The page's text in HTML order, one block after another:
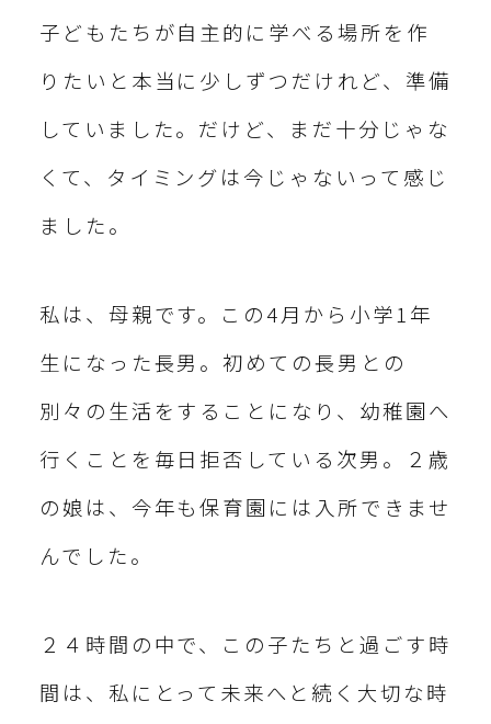
子どもたちが自主的に学べる場所を作
りたいと本当に少しずつだけれど、準備
していました。だけど、まだ十分じゃな
くて、タイミングは今じゃないって感じ
ました。
私は、母親です。この4月から小学1年
生になった長男。初めての長男との
別々の生活をすることになり、幼稚園へ
行くことを毎日拒否している次男。２歳
の娘は、今年も保育園には入所できませ
んでした。
２４時間の中で、この子たちと過ごす時
間は、私にとって未来へと続く大切な時